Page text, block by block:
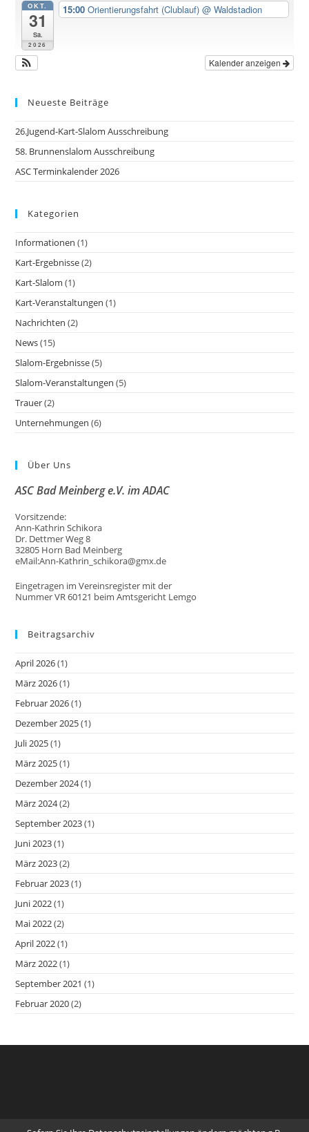
OKT.
31
Sa.
2026
15:00 Orientierungsfahrt (Clublauf) @ Waldstadion
Kalender anzeigen
Neueste Beiträge
26.Jugend-Kart-Slalom Ausschreibung
58. Brunnenslalom Ausschreibung
ASC Terminkalender 2026
Kategorien
Informationen (1)
Kart-Ergebnisse(2)
Kart-Slalom (1)
Kart-Veranstaltungen (1)
Nachrichten (2)
News(15)
Slalom-Ergebnisse(5)
Slalom-Veranstaltungen (5)
Trauer(2)
Unternehmungen (6)
Über Uns
ASC Bad Meinberg e.V. im ADAC
Vorsitzende:
Ann-Kathrin Schikora
Dr. Dettmer Weg 8
32805 Horn Bad Meinberg
eMail:Ann-Kathrin_schikora@gmx.de
Eingetragen im Vereinsregister mit der
Nummer VR 60121 beim Amtsgericht Lemgo
Beitragsarchiv
April 2026(1)
März 2026(1)
Februar 2026(1)
Dezember 2025(1)
Juli 2025(1)
März 2025(1)
Dezember 2024(1)
März 2024(2)
September 2023(1)
Juni 2023(1)
März 2023(2)
Februar 2023(1)
Juni 2022(1)
Mai 2022(2)
April 2022(1)
März 2022(1)
September 2021 (1)
Februar 2020(2)